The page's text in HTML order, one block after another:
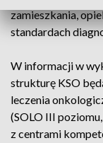
zamieszkania,
standardach
W informacji w
strukturę KSO
leczenia
(SOLO III
z centrami